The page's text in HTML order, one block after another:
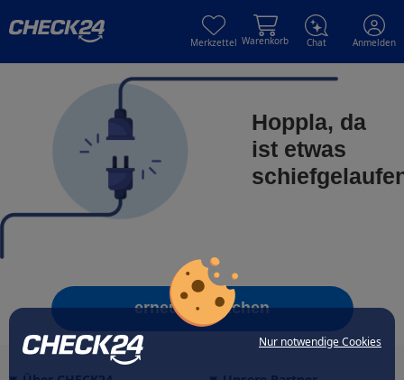
Nur notwendige Cookies
Merkzettel Warenkorb Chat Anmelden
Hoppla, da
ist etwas
erneut versuchen